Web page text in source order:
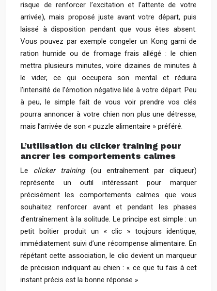
risque de renforcer l’excitation et l’attente de votre
arrivée), mais proposé juste avant votre départ, puis
laissé à disposition pendant que vous êtes absent.
Vous pouvez par exemple congeler un Kong garni de
ration humide ou de fromage frais allégé : le chien
mettra plusieurs minutes, voire dizaines de minutes à
le vider, ce qui occupera son mental et réduira
l’intensité de l’émotion négative liée à votre départ. Peu
à peu, le simple fait de vous voir prendre vos clés
pourra annoncer à votre chien non plus une détresse,
mais l’arrivée de son « puzzle alimentaire » préféré.
L’utilisation du clicker training pour
ancrer les comportements calmes
Le clicker training(ou entraînement par cliqueur)
représente un outil intéressant pour marquer
précisément les comportements calmes que vous
souhaitez renforcer avant et pendant les phases
d’entraînement à la solitude. Le principe est simple : un
petit boîtier produit un « clic » toujours identique,
immédiatement suivi d’une récompense alimentaire. En
répétant cette association, le clic devient un marqueur
de précision indiquant au chien : « ce que tu fais à cet
instant précis est la bonne réponse ».